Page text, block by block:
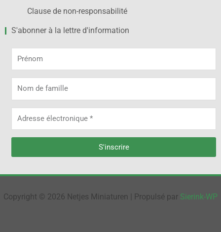
Clause de non-responsabilité
S'abonner à la lettre d'information
de
électronique
S'inscrire
Copyright © 2026 Netjes Miniaturen | Propulsé par Sierink-WP